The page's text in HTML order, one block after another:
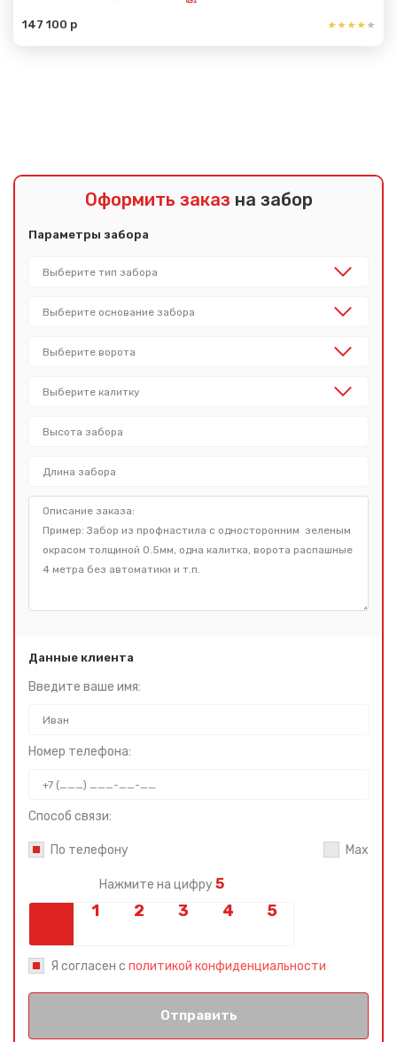
147 100 р
Оформить заказ на забор
Параметры забора
Данные клиента
Введите ваше имя:
Номер телефона:
Способ связи:
По телефону Max
Нажмите на цифру 5
Я согласен с политикой конфиденциальности
Отправить